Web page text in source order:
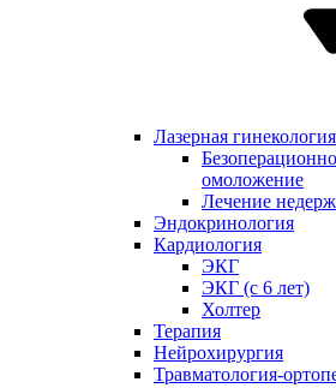
Лазерная гинекология
омоложение
Лечение
Эндокринология
Кардиология
ЭКГ
ЭКГ (с 6 лет)
Холтер
Терапия
Нейрохирургия
Травматология-